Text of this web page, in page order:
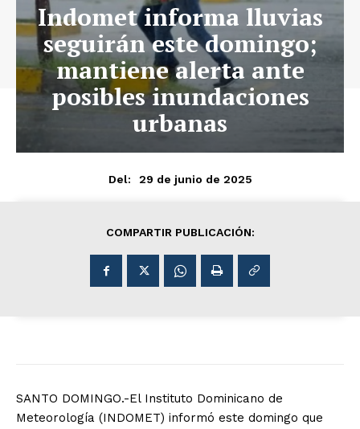
Indomet informa lluvias
seguirán este domingo;
mantiene alerta ante
posibles inundaciones
urbanas
Del: 29 de junio de 2025
COMPARTIR PUBLICACIÓN:
SANTO DOMINGO.-El Instituto Dominicano de
Meteorología (INDOMET) informó este domingo que